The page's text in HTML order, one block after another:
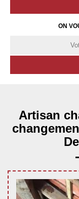
ON
Artisan